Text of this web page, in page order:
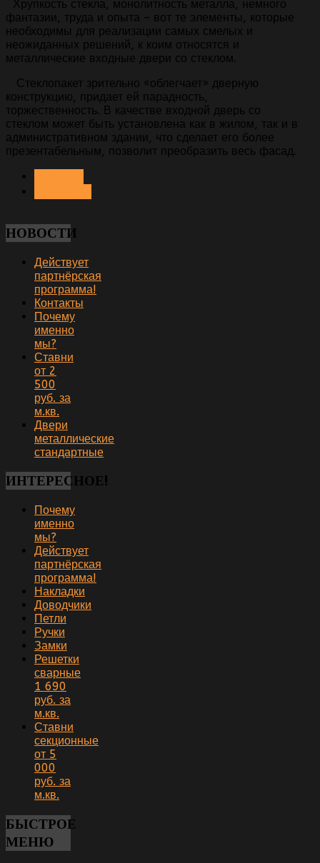
Хрупкость стекла, монолитность металла, немного
фантазии, труда и опыта – вот те элементы, которые
необходимы для реализации самых смелых и
неожиданных решений, к коим относятся и
металлические входные двери со стеклом.
Стеклопакет зрительно «облегчает» дверную
конструкцию, придает ей парадность,
торжественность. В качестве входной дверь со
стеклом может быть установлена как в жилом, так и в
административном здании, что сделает его более
презентабельным, позволит преобразить весь фасад.
НОВОСТИ
Действует
партнёрская
программа!
Контакты
Почему
именно
мы?
Ставни
от 2
500
руб. за
м.кв.
Двери
металлические
стандартные
ИНТЕРЕСНОЕ!
Почему
именно
мы?
Действует
партнёрская
программа!
Накладки
Доводчики
Петли
Ручки
Замки
Решетки
сварные
1 690
руб. за
м.кв.
Ставни
секционные
от 5
000
руб. за
м.кв.
БЫСТРОЕ
МЕНЮ